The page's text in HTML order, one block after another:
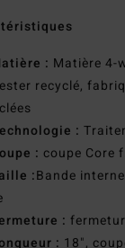
: Matière 4-
recyclé,
:
: coupe Core
:Bande
:
: 18",